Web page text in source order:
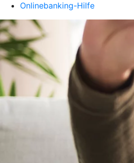
Onlinebanking-Hilfe